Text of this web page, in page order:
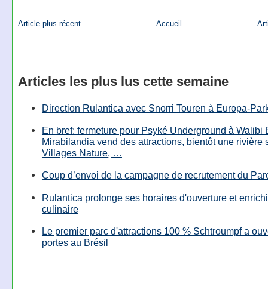
Article plus récent Accueil
Articles les plus lus cette semaine
Direction Rulantica avec Snorri Touren à Europa-
En bref: fermeture pour Psyké Underground à Walibi
Mirabilandia vend des attractions, bientôt une rivière
Villages Nature, …
Coup d’envoi de la campagne de recrutement du
Rulantica prolonge ses horaires d'ouverture et
culinaire
Le premier parc d'attractions 100 % Schtroumpf a
portes au Brésil